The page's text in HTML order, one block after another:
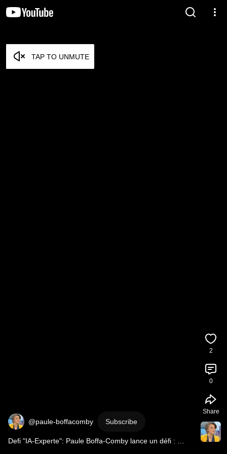
TAP TO UNMUTE
@paule-boffacomby Subscribe
Defi "IA-Experte": Paule Boffa-Comby lance un défi :
2
0
Share